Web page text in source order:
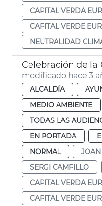
CAPITAL VERDA
CAPITAL VERDE
NEUTRALIDAD
modificado hace 3
ALCALDÍA
MEDIO AMBIENTE
TODAS LAS
EN PORTADA
NORMAL
SERGI CAMPILLO
CAPITAL VERDA
CAPITAL VERDE